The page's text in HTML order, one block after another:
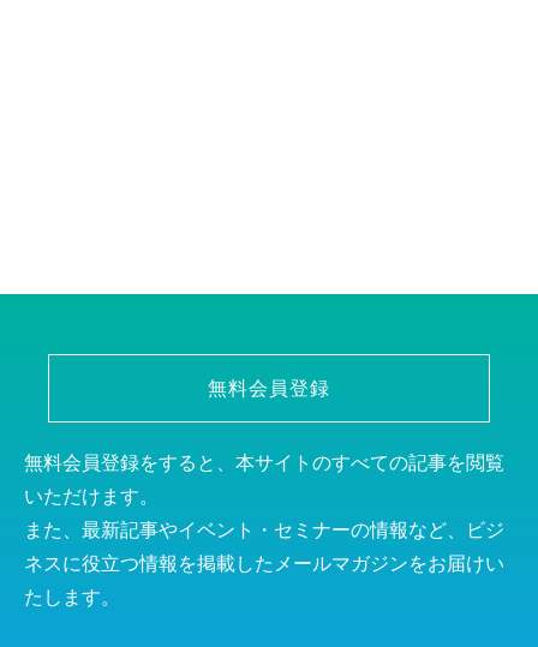
無料会員登録
無料会員登録をすると、本サイトのすべての記事を閲覧
いただけます。
また、最新記事やイベント・セミナーの情報など、ビジ
ネスに役立つ情報を掲載したメールマガジンをお届けい
たします。